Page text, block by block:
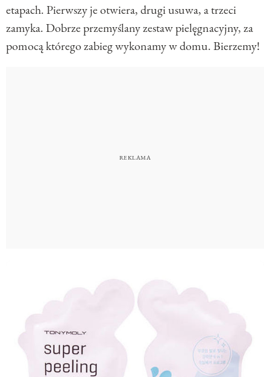
etapach. Pierwszy je otwiera, drugi usuwa, a trzeci
zamyka. Dobrze przemyślany zestaw pielęgnacyjny, za
pomocą którego zabieg wykonamy w domu. Bierzemy!